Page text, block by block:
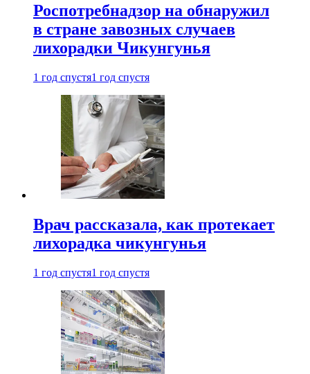
Роспотребнадзор на обнаружил
в стране завозных случаев
лихорадки Чикунгунья
1 год спустя1 год спустя
Врач рассказала, как протекает
лихорадка чикунгунья
1 год спустя1 год спустя